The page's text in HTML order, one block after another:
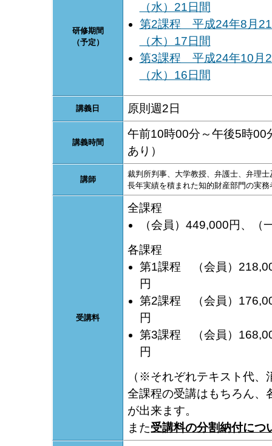
研修期間
（予定）
（水）21日間
第2課程 平成24年8月
（木）17日間
第3課程 平成24年10月
（水）16日間
講義日 原則週2日
講義時間
午前10時00分～午後5時00
あり）
講師
裁判所判事、大学教授、弁護士、弁理
長年実績を積まれた知的財産部門の実務
受講料
全課程
（会員）449,000円、（
各課程
第1課程 （会員）
円
第2課程 （会員）
円
第3課程 （会員）
円
（※それぞれテキスト代、
全課程の受講はもちろん、
が出来ます。
また受講料の分割納付につ